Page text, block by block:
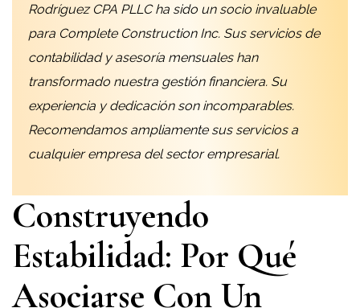
Rodríguez CPA PLLC ha sido un socio invaluable
para Complete Construction Inc. Sus servicios de
contabilidad y asesoría mensuales han
transformado nuestra gestión financiera. Su
experiencia y dedicación son incomparables.
Recomendamos ampliamente sus servicios a
cualquier empresa del sector empresarial.
Construyendo
Estabilidad: Por Qué
Asociarse Con Un